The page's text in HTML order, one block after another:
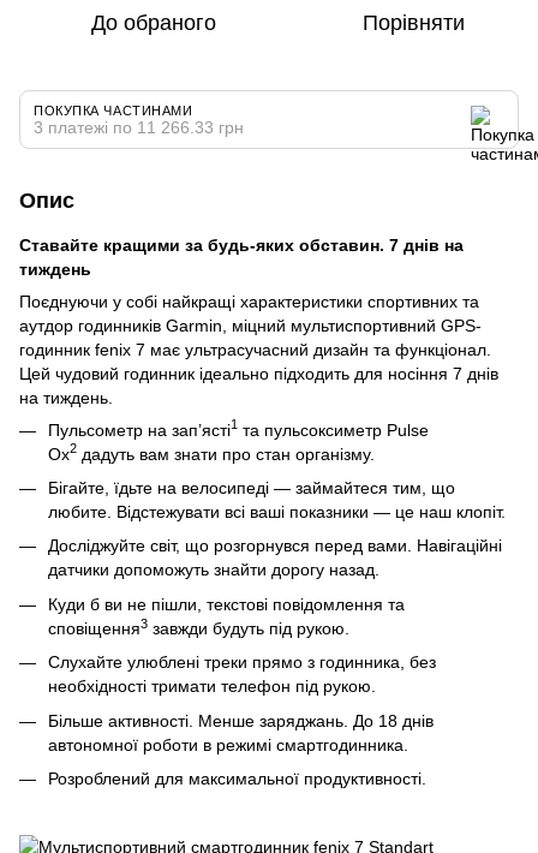
До обраного Порівняти
ПОКУПКА ЧАСТИНАМИ
3 платежі по 11 266.33 грн
Опис
Ставайте кращими за будь-яких обставин. 7 днів на
тиждень
Поєднуючи у собі найкращі характеристики спортивних та
аутдор годинників Garmin, міцний мультиспортивний GPS-
годинник fenix 7 має ультрасучасний дизайн та функціонал.
Цей чудовий годинник ідеально підходить для носіння 7 днів
на тиждень.
Пульсометр на зап’ясті1 та пульсоксиметр Pulse
Ox2 дадуть вам знати про стан організму.
Бігайте, їдьте на велосипеді — займайтеся тим, що
любите. Відстежувати всі ваші показники — це наш клопіт.
Досліджуйте світ, що розгорнувся перед вами. Навігаційні
датчики допоможуть знайти дорогу назад.
Куди б ви не пішли, текстові повідомлення та
сповіщення3 завжди будуть під рукою.
Слухайте улюблені треки прямо з годинника, без
необхідності тримати телефон під рукою.
Більше активності. Менше заряджань. До 18 днів
автономної роботи в режимі смартгодинника.
Розроблений для максимальної продуктивності.